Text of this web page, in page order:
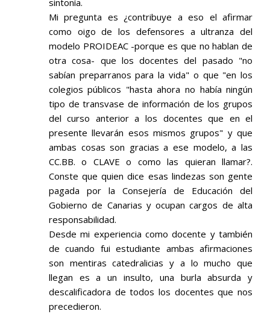
sintonía.
Mi pregunta es ¿contribuye a eso el afirmar
como oigo de los defensores a ultranza del
modelo PROIDEAC -porque es que no hablan de
otra cosa- que los docentes del pasado "no
sabían preparranos para la vida" o que "en los
colegios públicos "hasta ahora no había ningún
tipo de transvase de información de los grupos
del curso anterior a los docentes que en el
presente llevarán esos mismos grupos" y que
ambas cosas son gracias a ese modelo, a las
CC.BB. o CLAVE o como las quieran llamar?.
Conste que quien dice esas lindezas son gente
pagada por la Consejería de Educación del
Gobierno de Canarias y ocupan cargos de alta
responsabilidad.
Desde mi experiencia como docente y también
de cuando fui estudiante ambas afirmaciones
son mentiras catedralicias y a lo mucho que
llegan es a un insulto, una burla absurda y
descalificadora de todos los docentes que nos
precedieron.